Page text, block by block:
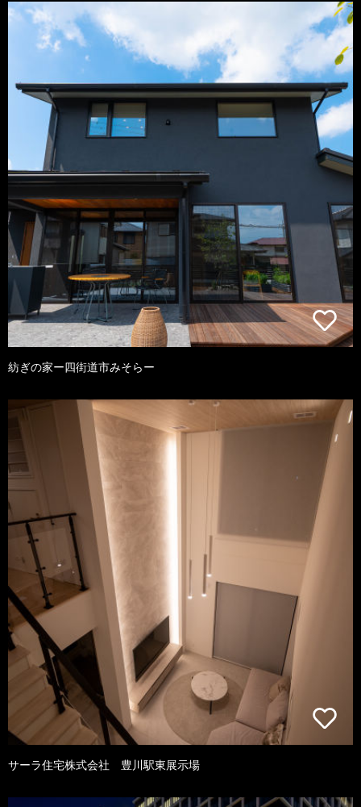
紡ぎの家ー四街道市みそらー
サーラ住宅株式会社 豊川駅東展示場